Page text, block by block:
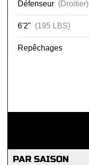
Défenseur (Droitier)
6'2" (195 LBS)
Repêchages
PAR SAISON